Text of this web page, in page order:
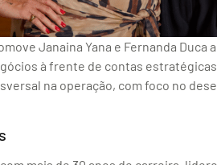
Janaina Yana e Fernanda
à frente de contas
na operação, com foco no